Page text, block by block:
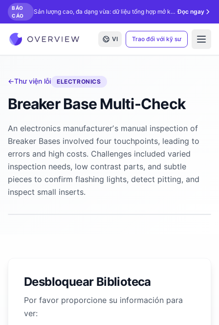
BÁO
CÁO
Sản lượng cao, đa dạng vừa: dữ liệu tổng hợp mở khóa kiểm tra bằng AI. Đọc ngay
VI Trao đổi với kỹ sư
←Thư viện lỗi ELECTRONICS
Breaker Base Multi-Check
An electronics manufacturerʼs manual inspection of
Breaker Bases involved four touchpoints, leading to
errors and high costs. Challenges included varied
inspection needs, low contrast parts, and subtle
pieces to confirm flashing lights, detect pitting, and
inspect small inserts.
Desbloquear Biblioteca
Por favor proporcione su información para
ver: